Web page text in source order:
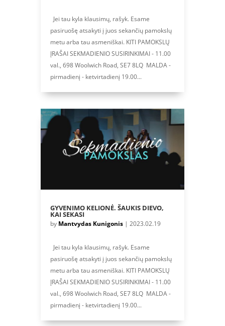
Jei tau kyla klausimų, rašyk. Esame
pasiruošę atsakyti į juos sekančių pamokslų
metu arba tau asmeniškai. KITI PAMOKSLŲ
ĮRAŠAI SEKMADIENIO SUSIRINKIMAI - 11.00
val., 698 Woolwich Road, SE7 8LQ MALDA -
pirmadienį - ketvirtadienį 19.00...
GYVENIMO KELIONĖ. ŠAUKIS DIEVO,
KAI SEKASI
by Mantvydas Kunigonis| 2023.02.19
Jei tau kyla klausimų, rašyk. Esame
pasiruošę atsakyti į juos sekančių pamokslų
metu arba tau asmeniškai. KITI PAMOKSLŲ
ĮRAŠAI SEKMADIENIO SUSIRINKIMAI - 11.00
val., 698 Woolwich Road, SE7 8LQ MALDA -
pirmadienį - ketvirtadienį 19.00...